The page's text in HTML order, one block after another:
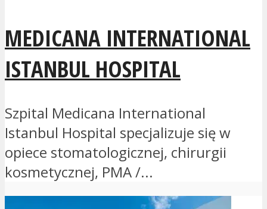
MEDICANA INTERNATIONAL
ISTANBUL HOSPITAL
Szpital Medicana International
Istanbul Hospital specjalizuje się w
opiece stomatologicznej, chirurgii
kosmetycznej, PMA /...